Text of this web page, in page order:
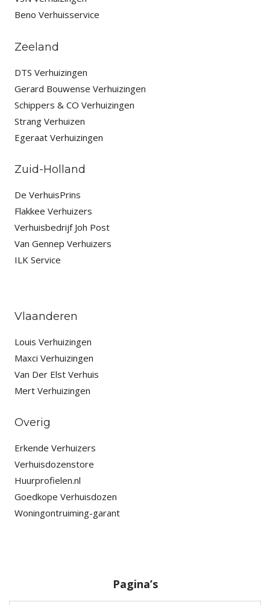
Beno Verhuisservice
Zeeland
DTS Verhuizingen
Gerard Bouwense Verhuizingen
Schippers & CO Verhuizingen
Strang Verhuizen
Egeraat Verhuizingen
Zuid-Holland
De VerhuisPrins
Flakkee Verhuizers
Verhuisbedrijf Joh Post
Van Gennep Verhuizers
ILK Service
Vlaanderen
Louis Verhuizingen
Maxci Verhuizingen
Van Der Elst Verhuis
Mert Verhuizingen
Overig
Erkende Verhuizers
Verhuisdozenstore
Huurprofielen.nl
Goedkope Verhuisdozen
Woningontruiming-garant
Pagina’s